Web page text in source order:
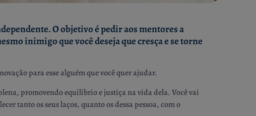
O objetivo é pedir aos mentores a
inimigo que você deseja que cresça e se torne
para esse alguém que você quer ajudar.
promovendo equilíbrio e justiça na vida dela. Você vai
tanto os seus laços, quanto os dessa pessoa, com o